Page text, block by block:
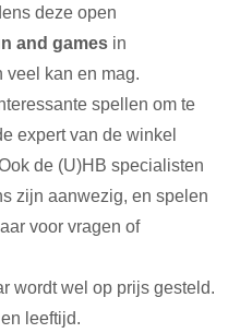
deze open
and gamesin
veel kan en mag.
spellen om te
expert van de winkel
de (U)HB specialisten
zijn aanwezig, en spelen
voor vragen of
wordt wel op prijs gesteld.
leeftijd.